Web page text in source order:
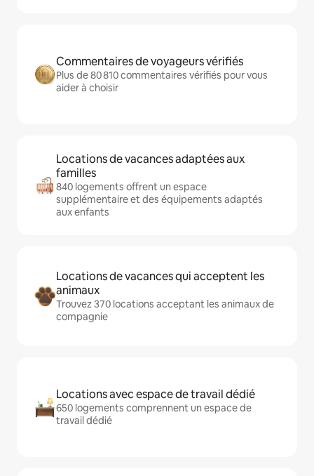
Commentaires de voyageurs vérifiés
Plus de 80 810 commentaires vérifiés pour vous
aider à choisir
Locations de vacances adaptées aux
familles
840 logements offrent un espace
supplémentaire et des équipements adaptés
aux enfants
Locations de vacances qui acceptent les
animaux
Trouvez 370 locations acceptant les animaux de
compagnie
Locations avec espace de travail dédié
650 logements comprennent un espace de
travail dédié